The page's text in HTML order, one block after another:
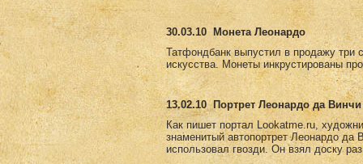
30.03.10
Монета Леонардо
Татфондбанк выпустил в продажу три
искусства. Монеты инкрустированы
13.02.10
Портрет Леонардо да Винчи
Как пишет портал Lookatme.ru,
знаменитый автопортрет Леонардо да
использовал гвозди. Он взял доску